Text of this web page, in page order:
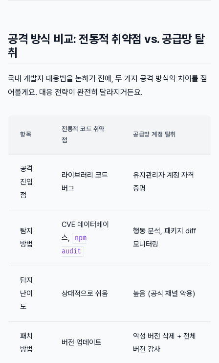
공격 방식 비교: 전통적 취약점 vs. 공급망 탈
취
국내 개발자 대응법을 논하기 전에, 두 가지 공격 방식의 차이를 짚
어볼게요. 대응 전략이 완전히 달라지거든요.
항목
전통적 코드 취약
점
공급망 계정 탈취
공격
진입
점
라이브러리 코드
버그
유지관리자 계정 자격
증명
탐지
방법
CVE 데이터베이
스,
npm
audit
행동 분석, 패키지 diff
모니터링
탐지
난이
도
상대적으로 쉬움 높음 (공식 채널 악용)
패치
방법
버전 업데이트
악성 버전 삭제 + 전체
버전 감사